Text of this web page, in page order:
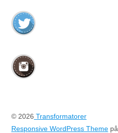
© 2026 Transformatorer
Responsive WordPress Theme på